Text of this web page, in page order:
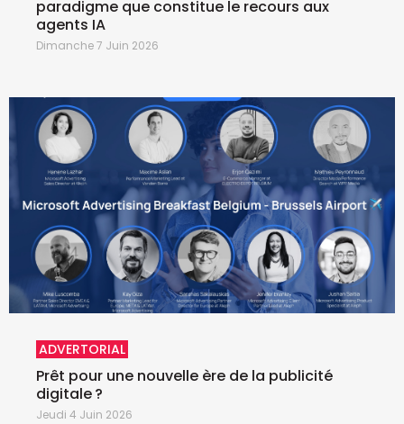
paradigme que constitue le recours aux
agents IA
Dimanche 7 Juin 2026
ADVERTORIAL
Prêt pour une nouvelle ère de la publicité
digitale ?
Jeudi 4 Juin 2026